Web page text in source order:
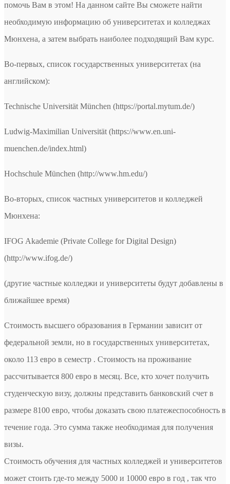
помочь Вам в этом! На данном сайте Вы сможете найти
необходимую информацию об университетах и колледжах
Мюнхена, а затем выбрать наиболее подходящий Вам курс.
Во-первых, список государственных университетах (на
английском):
Technische Universität München (https://portal.mytum.de/)
Ludwig-Maximilian Universität (https://www.en.uni-
muenchen.de/index.html)
Hochschule München (http://www.hm.edu/)
Во-вторых, список частных университетов и колледжей
Мюнхена:
IFOG Akademie (Private College for Digital Design)
(http://www.ifog.de/)
(другие частные колледжи и университеты будут добавлены в
ближайшее время)
Стоимость высшего образования в Германии зависит от
федеральной земли, но в государственных университетах,
около 113 евро в семестр . Стоимость на проживание
рассчитывается 800 евро в месяц. Все, кто хочет получить
студенческую визу, должны представить банковский счет в
размере 8100 евро, чтобы доказать свою платежеспособность в
течение года. Это сумма также необходимая для получения
визы.
Стоимость обучения для частных колледжей и университетов
может стоить где-то между 5000 и 10000 евро в год , так что